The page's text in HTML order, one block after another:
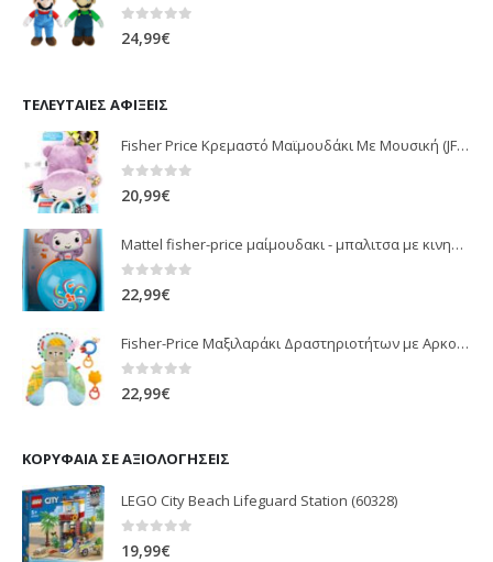
0 out of 5
24,99€
ΤΕΛΕΥΤΑΊΕΣ ΑΦΊΞΕΙΣ
Fisher Price Κρεμαστό Μαϊμουδάκι Με Μουσική (JFF02)
0 out of 5
20,99€
Mattel fisher-price μαίμουδακι - μπαλιτσα με κινηση JLB95
22,99€
Fisher-Price Μαξιλαράκι Δραστηριοτήτων με Αρκουδάκι (JHB44)
22,99€
ΚΟΡΥΦΑΊΑ ΣΕ ΑΞΙΟΛΟΓΉΣΕΙΣ
LEGO City Beach Lifeguard Station (60328)
19,99€